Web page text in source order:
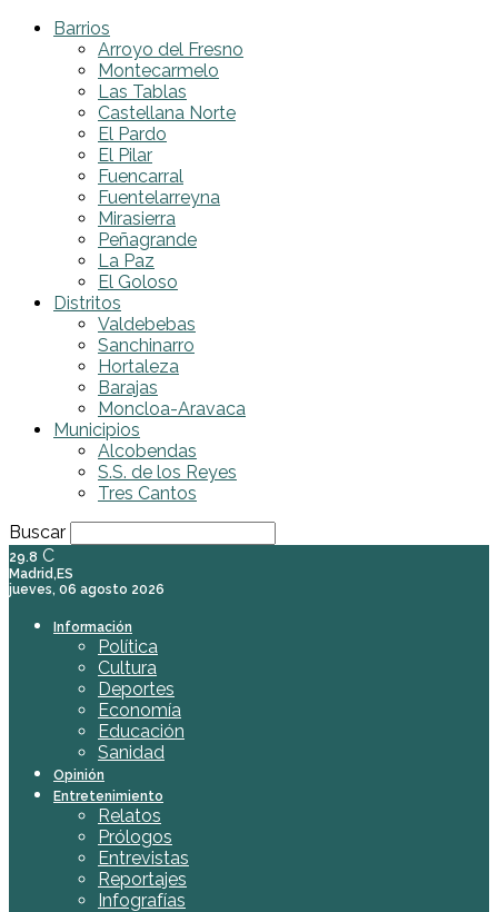
Barrios
Arroyo del Fresno
Montecarmelo
Las Tablas
Castellana Norte
El Pardo
El Pilar
Fuencarral
Fuentelarreyna
Mirasierra
Peñagrande
La Paz
El Goloso
Distritos
Valdebebas
Sanchinarro
Hortaleza
Barajas
Moncloa-Aravaca
Municipios
Alcobendas
S.S. de los Reyes
Tres Cantos
Buscar
29.8 C
Madrid,ES
jueves, 06 agosto 2026
Información
Política
Cultura
Deportes
Economía
Educación
Sanidad
Opinión
Entretenimiento
Relatos
Prólogos
Entrevistas
Reportajes
Infografías